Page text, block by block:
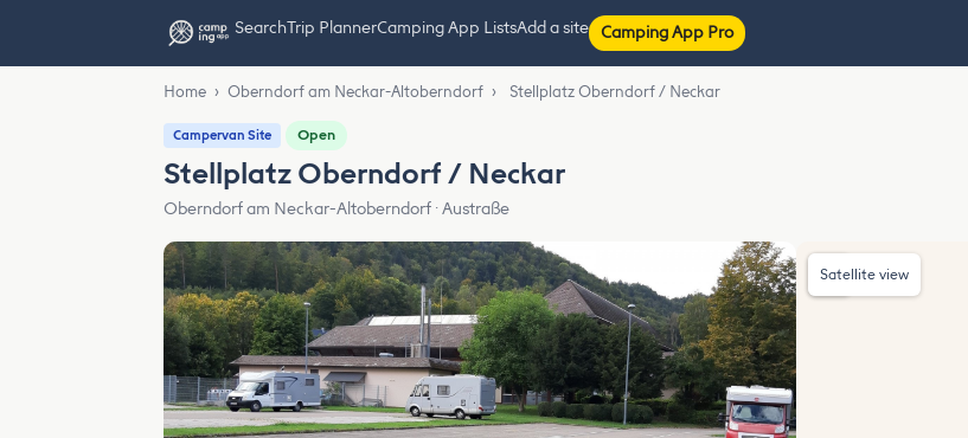
SearchTrip PlannerCamping App ListsAdd a site Camping App Pro
Home › Oberndorf am Neckar-Altoberndorf › Stellplatz Oberndorf / Neckar
Campervan Site Open
Stellplatz Oberndorf / Neckar
Oberndorf am Neckar-Altoberndorf · Austraße
Satellite view